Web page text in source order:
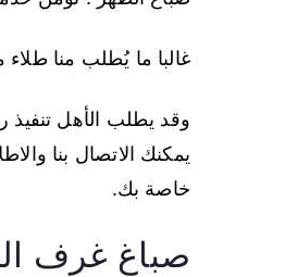
غالبا ما يُطلب منا
وقد يطلب الأهل
يمكنك الاتصال بنا
خاصة بك.
صباغ غرف